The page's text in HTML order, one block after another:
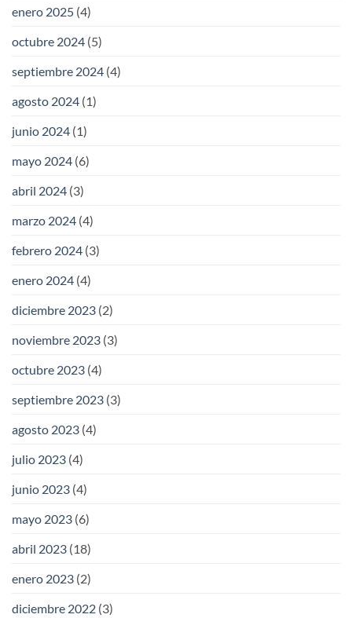
enero 2025 (4)
octubre 2024 (5)
septiembre 2024 (4)
agosto 2024 (1)
junio 2024 (1)
mayo 2024 (6)
abril 2024 (3)
marzo 2024 (4)
febrero 2024 (3)
enero 2024 (4)
diciembre 2023 (2)
noviembre 2023 (3)
octubre 2023 (4)
septiembre 2023 (3)
agosto 2023 (4)
julio 2023 (4)
junio 2023 (4)
mayo 2023 (6)
abril 2023 (18)
enero 2023 (2)
diciembre 2022 (3)